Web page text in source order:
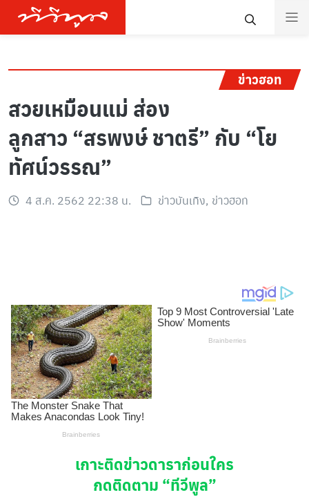
ข่าวฮอท
สวยเหมือนแม่ ส่อง
ลูกสาว “สรพงษ์ ชาตรี” กับ “โย
ทัศน์วรรณ”
4 ส.ค. 2562 22:38 น. ข่าวบันเทิง, ข่าวฮอท
เกาะติดข่าวดาราก่อนใคร
กดติดตาม “ทีวีพูล”